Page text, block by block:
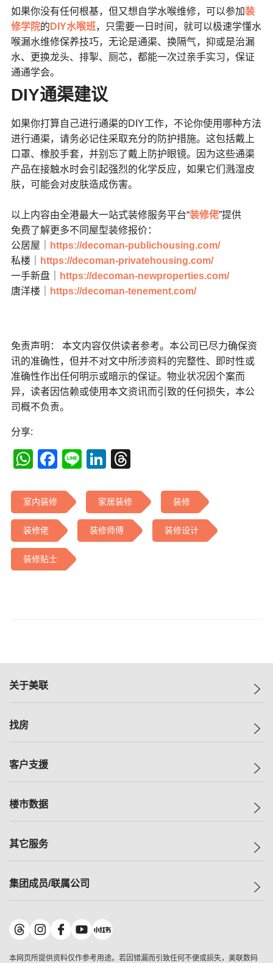
如果你没有任何根基，但又想自学水喉维修，可以参加装
修学院的 DIY水喉班，只需要一日时间，就可以极速学懂水
喉漏水维修保养技巧，无论是通渠、换隔气，抑或是治漏
水、更换龙头、排掣、厕芯，都能一次过亲手实习，保证
通通学会。
DIY通渠建议
如果你打算自己进行通渠的DIY工作，不论你使用哪种方法
进行通渠，请务必记住采取充分的防护措施。这包括戴上
口罩、橡胶手套，并别忘了戴上防护眼镜。因为这些通渠
产品在接触水时会引起强烈的化学反应，如果它们溅湿皮
肤，可能会对皮肤造成伤害。
以上内容由全港最大一站式装修服务平台“装修佬”提供
免费了解更多不同屋型装修报价：
公居屋｜
https://decoman-publichousing.com/
私楼｜
https://decoman-privatehousing.com/
一手新盘｜
https://decoman-newproperties.com/
唐洋楼｜
https://decoman-tenement.com/
免责声明： 本文内容仅供读者参考。本公司已尽力确保资
讯的准确性，但并不对文中所涉资料的完整性、即时性或
准确性作出任何明示或暗示的保证。物业状况因个案而
异，读者因信赖或使用本文资讯而引致的任何损失，本公
司概不负责。
分享:
WhatsApp
Facebook
LineLinkedIn
室内装修 家居装修 装修
装修佬 装修师傅 装修设计
装修贴士
关于美联
美联集团
人才招募
找房
一手新房
减价
美联豪宅
独家楼盘
租房
客户支援
自助放盘
查询热线
按揭计算机
负担能力计算机
转按计算机
缴款方式
楼市数据
指数
历史成交
小区成交排行榜
地区百科
其它服务
小区专页
美联精英会
集团成员/联属公司
美联物业
鋑联控股*
美联工商铺*
本网页所提供资料仅作参考用途。若因错漏而引致任何不便或损失，美联数码